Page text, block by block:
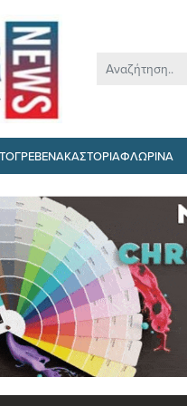
ΓΡΕΒΕΝΑΚΑΣΤΟΡΙΑΦΛΩΡΙΝΑ